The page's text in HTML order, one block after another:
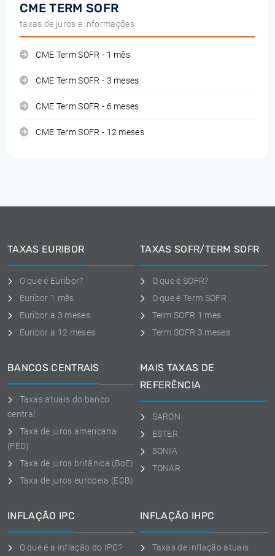
CME TERM SOFR
taxas de juros e informações
CME Term SOFR - 1 mês
CME Term SOFR - 3 meses
CME Term SOFR - 6 meses
CME Term SOFR - 12 meses
TAXAS EURIBOR
O que é Euribor?
Euribor 1 mês
Euribor a 3 meses
Euribor a 12 meses
TAXAS SOFR/TERM SOFR
O que é SOFR?
O que é Term SOFR
Term SOFR 1 mes
Term SOFR 3 meses
BANCOS CENTRAIS
Taxas atuais do banco
central
Taxa de juros americana
(FED)
Taxa de juros britânica (BoE)
Taxa de juros europeia (ECB)
MAIS TAXAS DE
REFERÊNCIA
SARON
ESTER
SONIA
TONAR
INFLAÇÃO IPC
O que é a inflação do IPC?
INFLAÇÃO IHPC
Taxas de inflação atuais